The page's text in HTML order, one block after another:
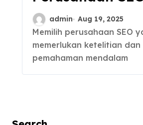
Tepat untuk
Pemasaran
Anda
admin Aug 19, 2025
Memilih perusahaan SEO yang tepat
memerlukan ketelitian dan
pemahaman mendalam